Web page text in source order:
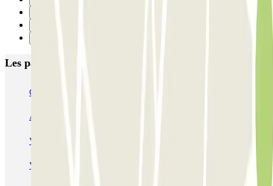
Les parkings les mieux notés à Venise
Garage San Marco - Venezia Centro
Autorimessa Comunale Venezia AVM - Porto di Venezia
Venice Utility Park - Shuttle - Porto di Venezia - Coperto
Venice Utility Park - Shuttle - Porto di Venezia - Scoperto